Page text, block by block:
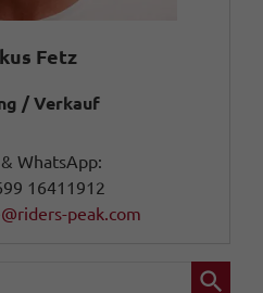
Fetz
/ Verkauf
WhatsApp:
16411912
peak.com